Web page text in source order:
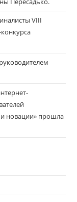
VIII
новации» прошла